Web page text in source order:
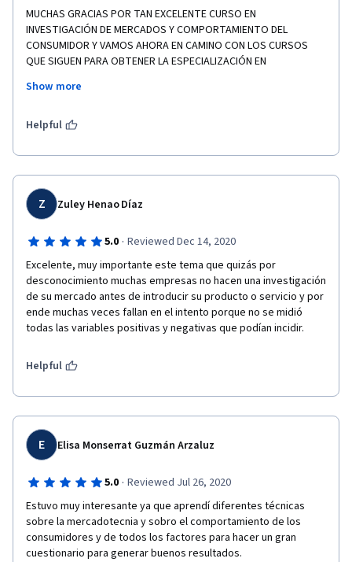
MUCHAS GRACIAS POR TAN EXCELENTE CURSO EN
INVESTIGACIÓN DE MERCADOS Y COMPORTAMIENTO DEL
CONSUMIDOR Y VAMOS AHORA EN CAMINO CON LOS CURSOS
QUE SIGUEN PARA OBTENER LA ESPECIALIZACIÓN EN
EXCELENTE PROFESOR SHAMEEK SINHA.
Show more
Helpful
Z Zuley Henao Díaz
5.0 · Reviewed Dec 14, 2020
Excelente, muy importante este tema que quizás por
desconocimiento muchas empresas no hacen una investigación
de su mercado antes de introducir su producto o servicio y por
ende muchas veces fallan en el intento porque no se midió
todas las variables positivas y negativas que podían incidir.
Helpful
E Elisa Monserrat Guzmán Arzaluz
5.0 · Reviewed Jul 26, 2020
Estuvo muy interesante ya que aprendí diferentes técnicas
sobre la mercadotecnia y sobro el comportamiento de los
consumidores y de todos los factores para hacer un gran
cuestionario para generar buenos resultados.